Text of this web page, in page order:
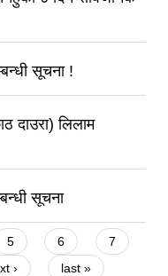
सूचना !
दाउरा) लिलाम
सूचना
5 6
7
› last »